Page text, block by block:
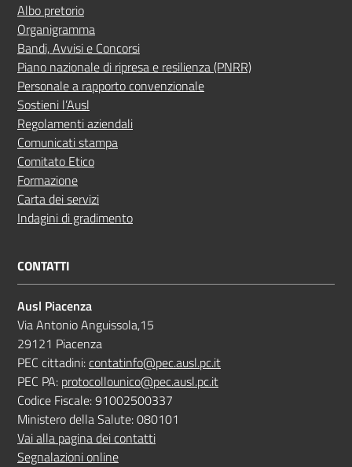
Albo pretorio
Organigramma
Bandi, Avvisi e Concorsi
Piano nazionale di ripresa e resilienza (PNRR)
Personale a rapporto convenzionale
Sostieni l’Ausl
Regolamenti aziendali
Comunicati stampa
Comitato Etico
Formazione
Carta dei servizi
Indagini di gradimento
CONTATTI
Ausl Piacenza
Via Antonio Anguissola,15
29121 Piacenza
PEC cittadini:contatinfo@pec.ausl.pc.it
PEC PA: protocollounico@pec.ausl.pc.it
Codice Fiscale: 91002500337
Ministero della Salute: 080101
Vai alla pagina dei contatti
Segnalazioni online